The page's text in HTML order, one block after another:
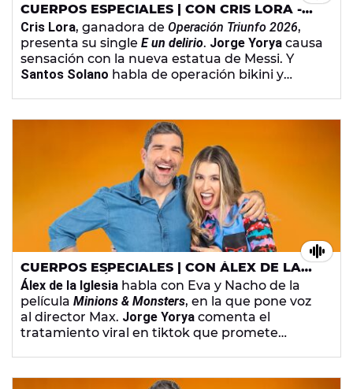
CUERPOS ESPECIALES | CON CRIS LORA -
JUEVES, 2 DE JULIO DE 2026
Cris Lora, ganadora de Operación Triunfo 2026,
presenta su single E un delirio. Jorge Yorya causa
sensación con la nueva estatua de Messi. Y
Santos Solano habla de operación bikini y
declaraciones sobre ligar. Y en la mesa de la
chufla, los presentadores compiten por ver
cuál canta mejor en acento Minion.
CUERPOS ESPECIALES | CON ÁLEX DE LA
IGLESIA - MIÉRCOLES, 1 DE JULIO DE 2026
Álex de la Iglesia habla con Eva y Nacho de la
película Minions & Monsters, en la que pone voz
al director Max. Jorge Yorya comenta el
tratamiento viral en tiktok que promete
en la que se inventaron las rebajas. Además,